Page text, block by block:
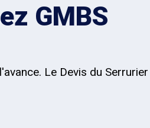
GMBS
Le Devis du